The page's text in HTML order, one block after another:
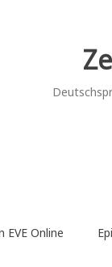
EVE Online